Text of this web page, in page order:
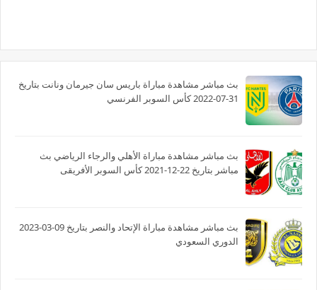
بث مباشر مشاهدة مباراة باريس سان جيرمان ونانت بتاريخ
31-07-2022 كأس السوبر الفرنسي
بث مباشر مشاهدة مباراة الأهلي والرجاء الرياضي بث
مباشر بتاريخ 22-12-2021 كأس السوبر الأفريقى
بث مباشر مشاهدة مباراة الإتحاد والنصر بتاريخ 09-03-2023
الدوري السعودي